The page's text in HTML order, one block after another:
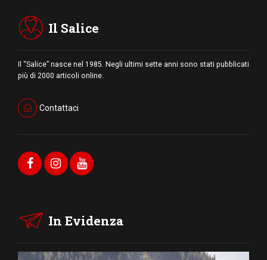
Il Salice
Il “Salice” nasce nel 1985. Negli ultimi sette anni sono stati pubblicati
più di 2000 articoli online.
Contattaci
In Evidenza